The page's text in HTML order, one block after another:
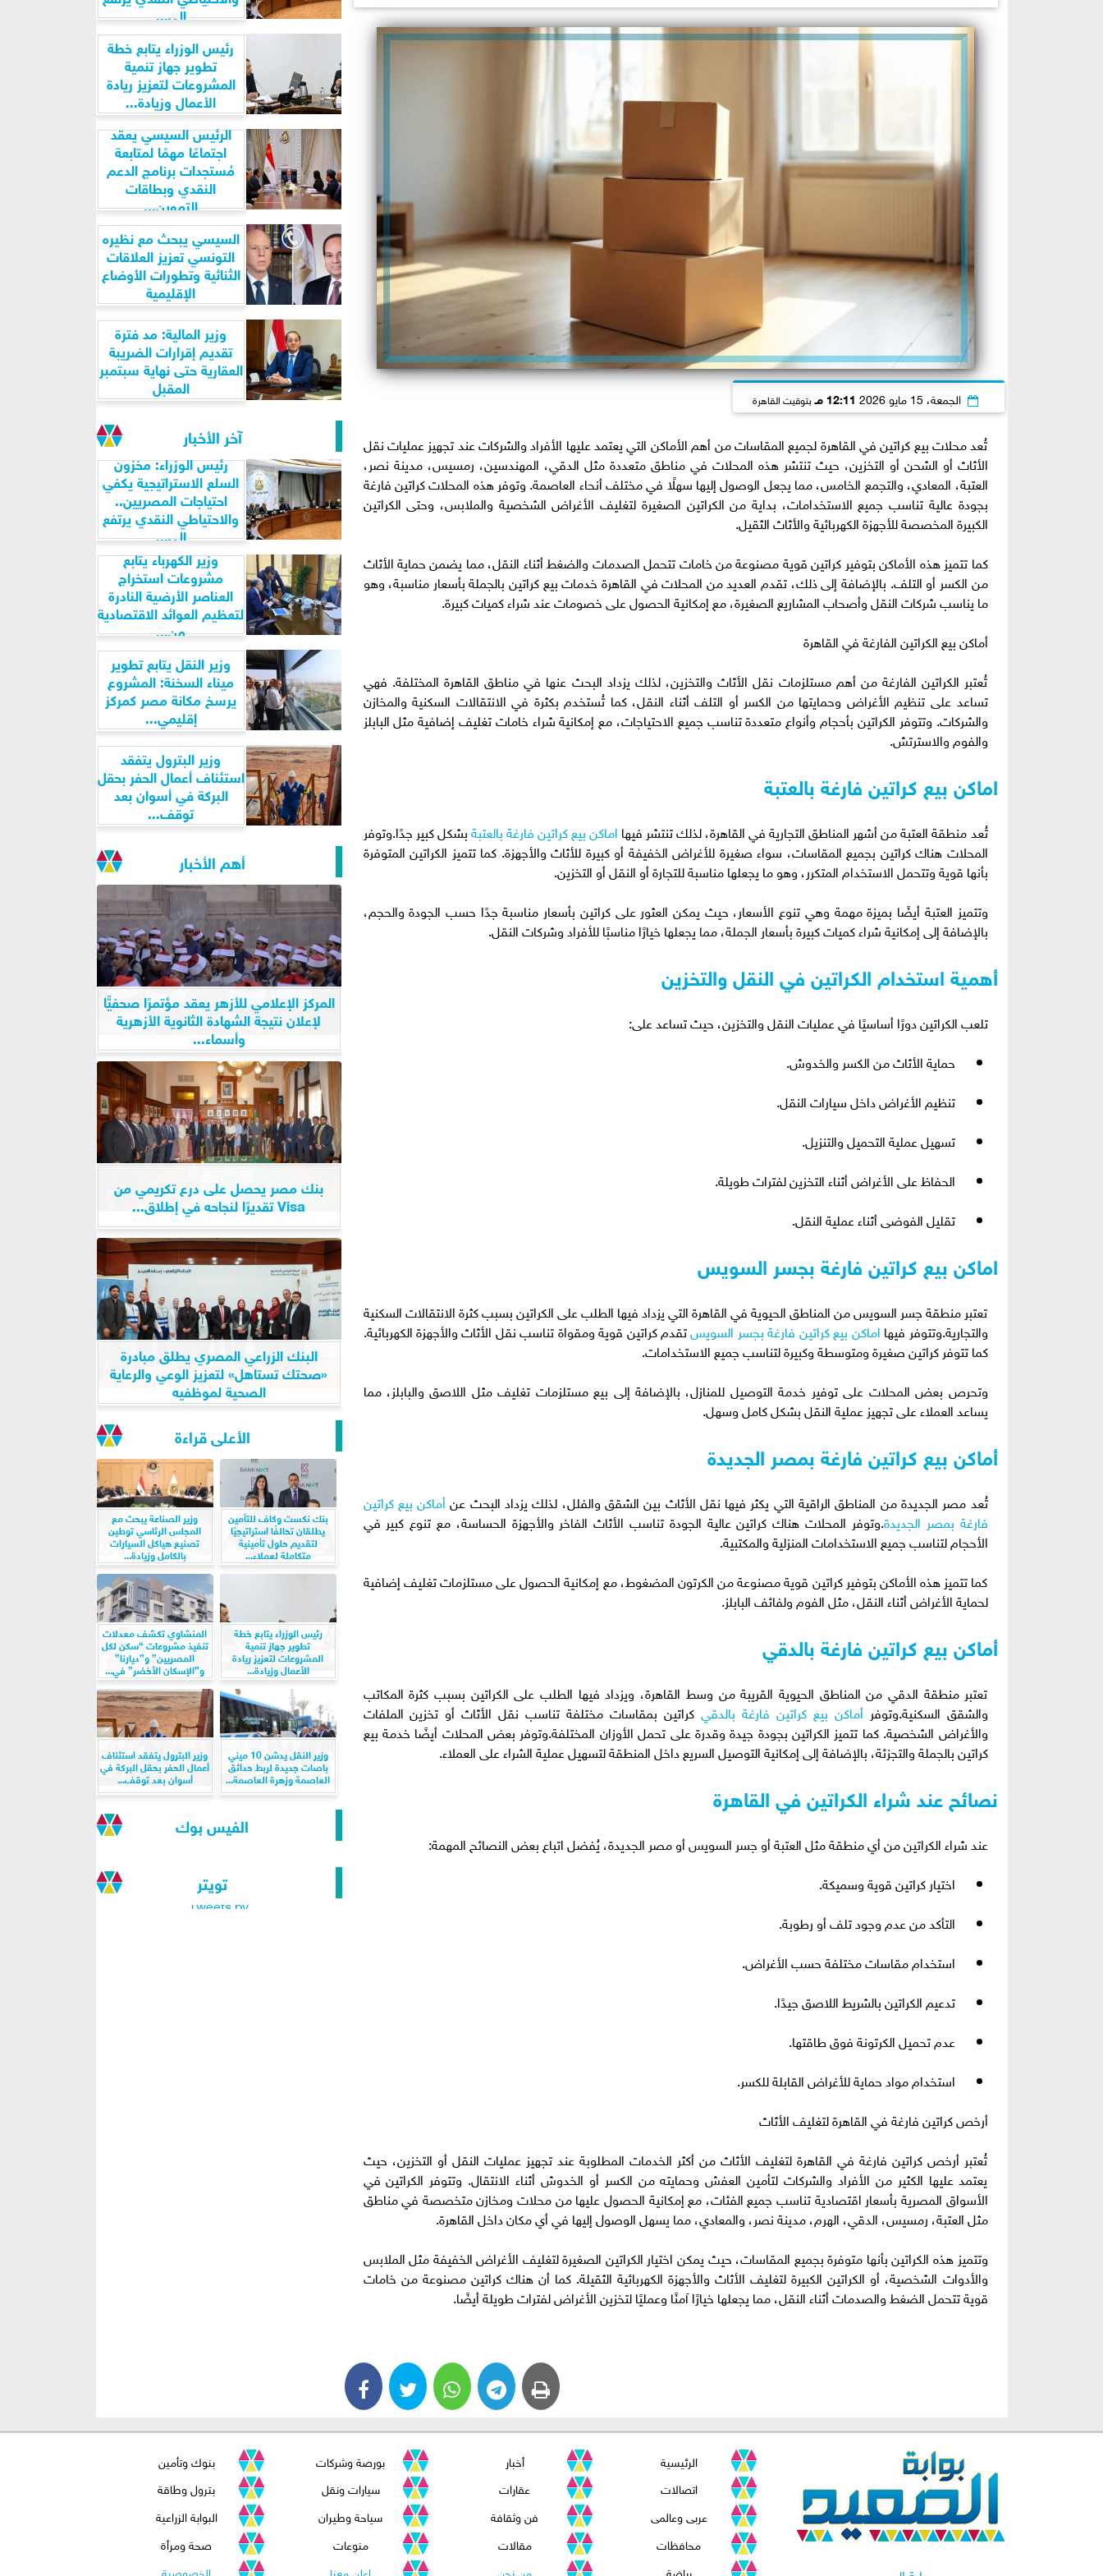
الجمعة، 15 مايو 2026 12:11 مـ بتوقيت القاهرة
تُعد محلات بيع كراتين في القاهرة لجميع المقاسات من أهم الأماكن التي يعتمد عليها الأفراد والشركات عند تجهيز عمليات نقل
الأثاث أو الشحن أو التخزين، حيث تنتشر هذه المحلات في مناطق متعددة مثل الدقي، المهندسين، رمسيس، مدينة نصر،
العتبة، المعادي، والتجمع الخامس، مما يجعل الوصول إليها سهلًا في مختلف أنحاء العاصمة. وتوفر هذه المحلات كراتين فارغة
بجودة عالية تناسب جميع الاستخدامات، بداية من الكراتين الصغيرة لتغليف الأغراض الشخصية والملابس، وحتى الكراتين
الكبيرة المخصصة للأجهزة الكهربائية والأثاث الثقيل.
كما تتميز هذه الأماكن بتوفير كراتين قوية مصنوعة من خامات تتحمل الصدمات والضغط أثناء النقل، مما يضمن حماية الأثاث
من الكسر أو التلف. بالإضافة إلى ذلك، تقدم العديد من المحلات في القاهرة خدمات بيع كراتين بالجملة بأسعار مناسبة، وهو
ما يناسب شركات النقل وأصحاب المشاريع الصغيرة، مع إمكانية الحصول على خصومات عند شراء كميات كبيرة.
أماكن بيع الكراتين الفارغة في القاهرة
تُعتبر الكراتين الفارغة من أهم مستلزمات نقل الأثاث والتخزين، لذلك يزداد البحث عنها في مناطق القاهرة المختلفة. فهي
تساعد على تنظيم الأغراض وحمايتها من الكسر أو التلف أثناء النقل، كما تُستخدم بكثرة في الانتقالات السكنية والمخازن
والشركات. وتتوفر الكراتين بأحجام وأنواع متعددة تناسب جميع الاحتياجات، مع إمكانية شراء خامات تغليف إضافية مثل البابلز
والفوم والاسترتش.
اماكن بيع كراتين فارغة بالعتبة
تُعد منطقة العتبة من أشهر المناطق التجارية في القاهرة، لذلك تنتشر فيها اماكن بيع كراتين فارغة بالعتبةبشكل كبير جدًا.وتوفر
المحلات هناك كراتين بجميع المقاسات، سواء صغيرة للأغراض الخفيفة أو كبيرة للأثاث والأجهزة. كما تتميز الكراتين المتوفرة
بأنها قوية وتتحمل الاستخدام المتكرر، وهو ما يجعلها مناسبة للتجارة أو النقل أو التخزين.
وتتميز العتبة أيضًا بميزة مهمة وهي تنوع الأسعار، حيث يمكن العثور على كراتين بأسعار مناسبة جدًا حسب الجودة والحجم،
بالإضافة إلى إمكانية شراء كميات كبيرة بأسعار الجملة، مما يجعلها خيارًا مناسبًا للأفراد وشركات النقل.
أهمية استخدام الكراتين في النقل والتخزين
تلعب الكراتين دورًا أساسيًا في عمليات النقل والتخزين، حيث تساعد على:
حماية الأثاث من الكسر والخدوش.
تنظيم الأغراض داخل سيارات النقل.
تسهيل عملية التحميل والتنزيل.
الحفاظ على الأغراض أثناء التخزين لفترات طويلة.
تقليل الفوضى أثناء عملية النقل.
اماكن بيع كراتين فارغة بجسر السويس
تعتبر منطقة جسر السويس من المناطق الحيوية في القاهرة التي يزداد فيها الطلب على الكراتين بسبب كثرة الانتقالات السكنية
والتجارية.وتتوفر فيها اماكن بيع كراتين فارغة بجسر السويستقدم كراتين قوية ومقواة تناسب نقل الأثاث والأجهزة الكهربائية.
كما تتوفر كراتين صغيرة ومتوسطة وكبيرة لتناسب جميع الاستخدامات.
وتحرص بعض المحلات على توفير خدمة التوصيل للمنازل، بالإضافة إلى بيع مستلزمات تغليف مثل اللاصق والبابلز، مما
يساعد العملاء على تجهيز عملية النقل بشكل كامل وسهل.
أماكن بيع كراتين فارغة بمصر الجديدة
تُعد مصر الجديدة من المناطق الراقية التي يكثر فيها نقل الأثاث بين الشقق والفلل، لذلك يزداد البحث عنأماكن بيع كراتين
فارغة بمصر الجديدة.وتوفر المحلات هناك كراتين عالية الجودة تناسب الأثاث الفاخر والأجهزة الحساسة، مع تنوع كبير في
الأحجام لتناسب جميع الاستخدامات المنزلية والمكتبية.
كما تتميز هذه الأماكن بتوفير كراتين قوية مصنوعة من الكرتون المضغوط، مع إمكانية الحصول على مستلزمات تغليف إضافية
لحماية الأغراض أثناء النقل، مثل الفوم ولفائف البابلز.
أماكن بيع كراتين فارغة بالدقي
تعتبر منطقة الدقي من المناطق الحيوية القريبة من وسط القاهرة، ويزداد فيها الطلب على الكراتين بسبب كثرة المكاتب
والشقق السكنية.وتوفرأماكن بيع كراتين فارغة بالدقي كراتين بمقاسات مختلفة تناسب نقل الأثاث أو تخزين الملفات
والأغراض الشخصية. كما تتميز الكراتين بجودة جيدة وقدرة على تحمل الأوزان المختلفة.وتوفر بعض المحلات أيضًا خدمة بيع
كراتين بالجملة والتجزئة، بالإضافة إلى إمكانية التوصيل السريع داخل المنطقة لتسهيل عملية الشراء على العملاء.
نصائح عند شراء الكراتين في القاهرة
عند شراء الكراتين من أي منطقة مثل العتبة أو جسر السويس أو مصر الجديدة، يُفضل اتباع بعض النصائح المهمة:
اختيار كراتين قوية وسميكة.
التأكد من عدم وجود تلف أو رطوبة.
استخدام مقاسات مختلفة حسب الأغراض.
تدعيم الكراتين بالشريط اللاصق جيدًا.
عدم تحميل الكرتونة فوق طاقتها.
استخدام مواد حماية للأغراض القابلة للكسر.
أرخص كراتين فارغة في القاهرة لتغليف الأثاث
تُعتبر أرخص كراتين فارغة في القاهرة لتغليف الأثاث من أكثر الخدمات المطلوبة عند تجهيز عمليات النقل أو التخزين، حيث
يعتمد عليها الكثير من الأفراد والشركات لتأمين العفش وحمايته من الكسر أو الخدوش أثناء الانتقال. وتتوفر الكراتين في
الأسواق المصرية بأسعار اقتصادية تناسب جميع الفئات، مع إمكانية الحصول عليها من محلات ومخازن متخصصة في مناطق
مثل العتبة، رمسيس، الدقي، الهرم، مدينة نصر، والمعادي، مما يسهل الوصول إليها في أي مكان داخل القاهرة.
وتتميز هذه الكراتين بأنها متوفرة بجميع المقاسات، حيث يمكن اختيار الكراتين الصغيرة لتغليف الأغراض الخفيفة مثل الملابس
والأدوات الشخصية، أو الكراتين الكبيرة لتغليف الأثاث والأجهزة الكهربائية الثقيلة. كما أن هناك كراتين مصنوعة من خامات
قوية تتحمل الضغط والصدمات أثناء النقل، مما يجعلها خيارًا آمنًا وعمليًا لتخزين الأغراض لفترات طويلة أيضًا.
إلى...
رئيس الوزراء يتابع خطة
تطوير جهاز تنمية
المشروعات لتعزيز ريادة
الأعمال وزيادة...
الرئيس السيسي يعقد
اجتماعًا مهمًا لمتابعة
مُستجدات برنامج الدعم
النقدي وبطاقات
التموين...
السيسي يبحث مع نظيره
التونسي تعزيز العلاقات
الثنائية وتطورات الأوضاع
الإقليمية
وزير المالية: مد فترة
تقديم إقرارات الضريبة
العقارية حتى نهاية سبتمبر
المقبل
آخر الأخبار
رئيس الوزراء: مخزون
السلع الاستراتيجية يكفي
احتياجات المصريين..
والاحتياطي النقدي يرتفع
إلى...
وزير الكهرباء يتابع
مشروعات استخراج
العناصر الأرضية النادرة
لتعظيم العوائد الاقتصادية
من...
وزير النقل يتابع تطوير
ميناء السخنة: المشروع
يرسخ مكانة مصر كمركز
إقليمي...
وزير البترول يتفقد
استئناف أعمال الحفر بحقل
البركة في أسوان بعد
توقف...
أهم الأخبار
المركز الإعلامي للأزهر يعقد مؤتمرًا صحفيًّا
لإعلان نتيجة الشهادة الثانوية الأزهرية
وأسماء...
بنك مصر يحصل على درع تكريمي من
Visa تقديرًا لنجاحه في إطلاق...
البنك الزراعي المصري يطلق مبادرة
«صحتك تستاهل» لتعزيز الوعي والرعاية
الصحية لموظفيه
الأعلى قراءة
بنك نكست وكاف للتأمين
يطلقان تحالفًا استراتيجيًا
لتقديم حلول تأمينية
متكاملة لعملاء...
وزير الصناعة يبحث مع
المجلس الرئاسي توطين
تصنيع هياكل السيارات
بالكامل وزيادة...
رئيس الوزراء يتابع خطة
تطوير جهاز تنمية
المشروعات لتعزيز ريادة
الأعمال وزيادة...
المنشاوي تكشف معدلات
تنفيذ مشروعات “سكن لكل
المصريين” و”ديارنا”
و”الإسكان الأخضر” في...
وزير النقل يدشن 10 ميني
باصات جديدة لربط حدائق
العاصمة وزهرة العاصمة...
وزير البترول يتفقد استئناف
أعمال الحفر بحقل البركة في
أسوان بعد توقف...
الفيس بوك
تويتر
Tweets by
الرئيسية أخبار بورصة وشركات
بنوك وتأمين
اتصالات
عقارات سيارات ونقل
بترول وطاقة
عربى وعالمى
فن وثقافة سياحة وطيران
البوابة الزراعية
محافظات
مقالات منوعات
صحة ومرأة
رياضة
من نحن اعلن معنا الخصوصية